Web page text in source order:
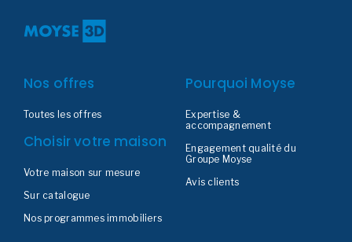
Nos offres
Toutes les offres
Choisir votre maison
Votre maison sur mesure
Sur catalogue
Nos programmes immobiliers
Pourquoi Moyse
Expertise &
accompagnement
Engagement qualité du
Groupe Moyse
Avis clients